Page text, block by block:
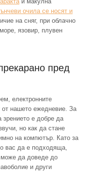
очила се носят и
на сняг, при облачно
язовир, плувен
пред
електронните
от нашето ежедневие. За
зрението е добре да
но как да стане
на компютър. Като за
вас да е подходяща,
може да доведе до
и други